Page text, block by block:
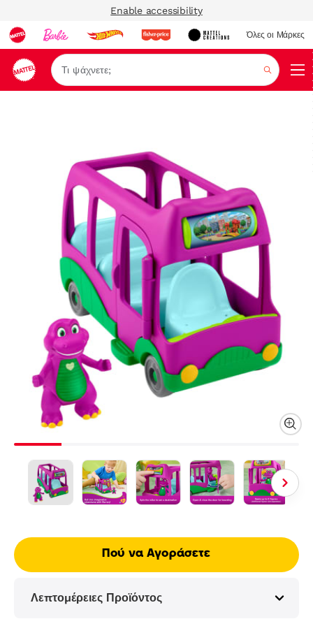
Enable accessibility
Όλες οι Μάρκες
Πού να Αγοράσετε
Λεπτομέρειες Προϊόντος